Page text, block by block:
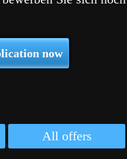
now
All offers